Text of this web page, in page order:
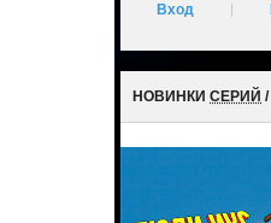
Вход
НОВИНКИ СЕРИЙ /